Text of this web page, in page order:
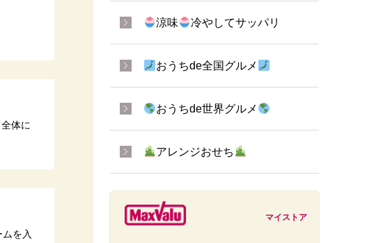
体に
を入
涼味 冷やしてサッパリ
おうちde全国グルメ
おうちde世界グルメ
アレンジおせち
マイストア